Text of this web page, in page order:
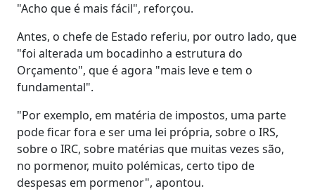
"Acho que é mais fácil", reforçou.
Antes, o chefe de Estado referiu, por outro lado, que
"foi alterada um bocadinho a estrutura do
Orçamento", que é agora "mais leve e tem o
fundamental".
"Por exemplo, em matéria de impostos, uma parte
pode ficar fora e ser uma lei própria, sobre o IRS,
sobre o IRC, sobre matérias que muitas vezes são,
no pormenor, muito polémicas, certo tipo de
despesas em pormenor", apontou.